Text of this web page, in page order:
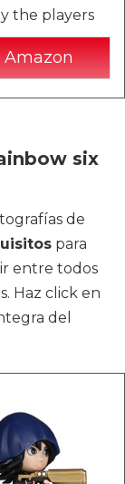
the players
Amazon
six
de
para
entre todos
Haz click en
del